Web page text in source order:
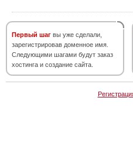
Первый шаг вы уже сделали,
зарегистрировав доменное имя.
Следующими шагами будут заказ
хостинга и создание сайта.